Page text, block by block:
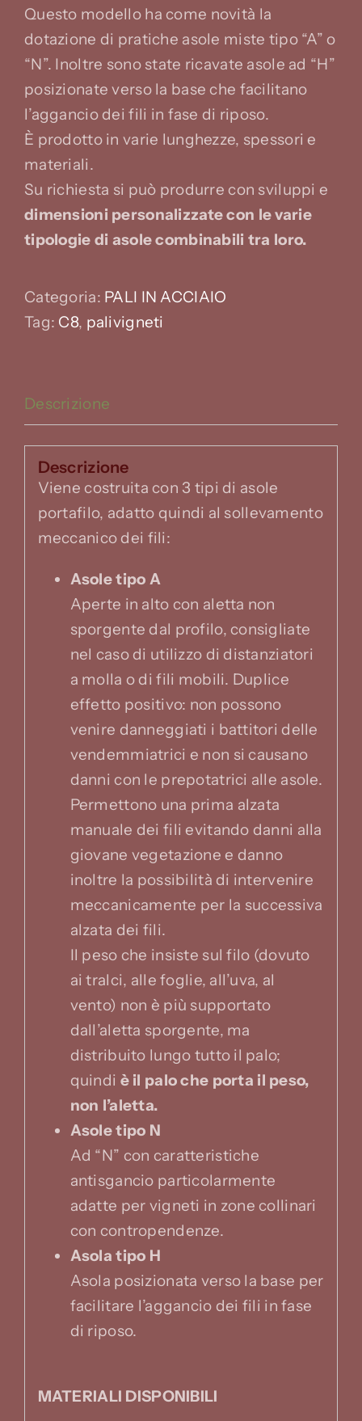
Questo modello ha come novità la
dotazione di pratiche asole miste tipo “A” o
“N”. Inoltre sono state ricavate asole ad “H”
posizionate verso la base che facilitano
l’aggancio dei fili in fase di riposo.
È prodotto in varie lunghezze, spessori e
materiali.
Su richiesta si può produrre con sviluppi e
dimensioni personalizzate con le varie
tipologie di asole combinabili tra loro.
Categoria: PALI IN ACCIAIO
Tag: C8, palivigneti
Descrizione
Descrizione
Viene costruita con 3 tipi di asole
portafilo, adatto quindi al sollevamento
meccanico dei fili:
Asole tipo A
Aperte in alto con aletta non
sporgente dal profilo, consigliate
nel caso di utilizzo di distanziatori
a molla o di fili mobili. Duplice
effetto positivo: non possono
venire danneggiati i battitori delle
vendemmiatrici e non si causano
danni con le prepotatrici alle asole.
Permettono una prima alzata
manuale dei fili evitando danni alla
giovane vegetazione e danno
inoltre la possibilità di intervenire
meccanicamente per la successiva
alzata dei fili.
Il peso che insiste sul filo (dovuto
ai tralci, alle foglie, all’uva, al
vento) non è più supportato
dall’aletta sporgente, ma
distribuito lungo tutto il palo;
quindi è il palo che porta il peso,
non l’aletta.
Asole tipo N
Ad “N” con caratteristiche
antisgancio particolarmente
adatte per vigneti in zone collinari
con contropendenze.
Asola tipo H
Asola posizionata verso la base per
facilitare l’aggancio dei fili in fase
di riposo.
MATERIALI DISPONIBILI